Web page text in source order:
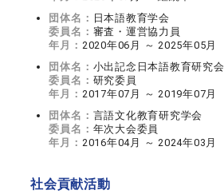
団体名： 日本語教育学会
委員名： 審査・運営協力員
年月： 2020年06月 ～ 2025年05月
団体名： 小出記念日本語教育研究会
委員名： 研究委員
年月： 2017年07月 ～ 2019年07月
団体名： 言語文化教育研究学会
委員名： 年次大会委員
年月： 2016年04月 ～ 2024年03月
社会貢献活動